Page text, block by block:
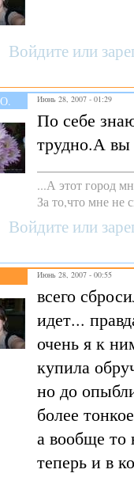
Войдите или
Июнь 28, 2007 - 01:29
По себе
трудно.А вы
...А этот город
За то,что мне не
Войдите или
Июнь 28, 2007 - 00:55
всего
идет...
очень я к
купила
но до
более
а вообще то
теперь и в